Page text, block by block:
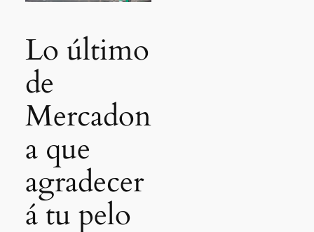
Lo último
de
Mercadon
a que
agradecer
á tu pelo